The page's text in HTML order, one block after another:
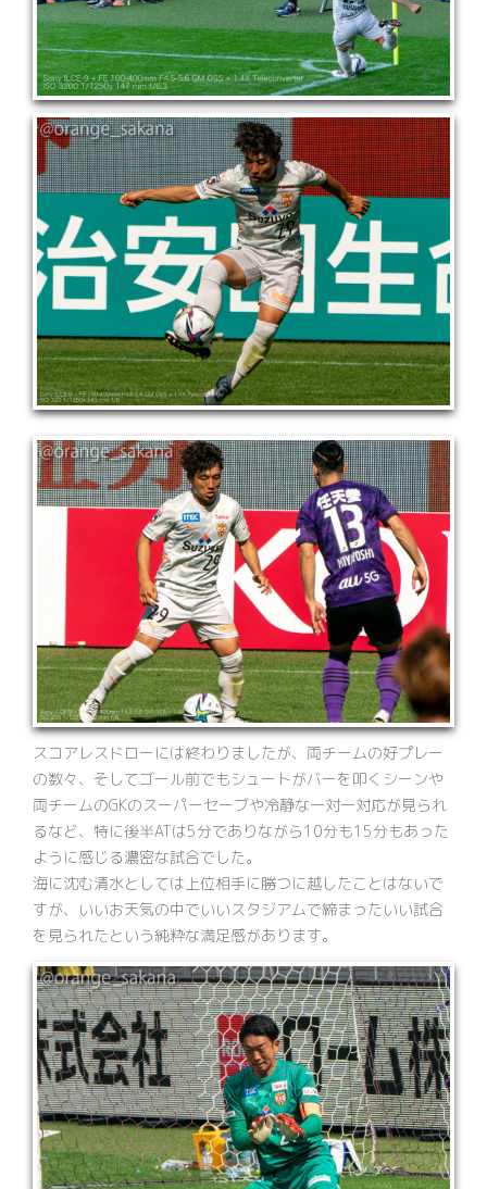
スコアレスドローには終わりましたが、両チームの好プレー
の数々、そしてゴール前でもシュートがバーを叩くシーンや
両チームのGKのスーパーセーブや冷静な一対一対応が見られ
るなど、特に後半ATは5分でありながら10分も15分もあった
ように感じる濃密な試合でした。
海に沈む清水としては上位相手に勝つに越したことはないで
すが、いいお天気の中でいいスタジアムで締まったいい試合
を見られたという純粋な満足感があります。